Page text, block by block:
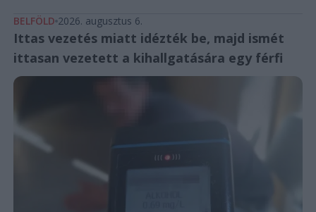
BELFÖLD 2026. augusztus 6.
Ittas vezetés miatt idézték be, majd ismét
ittasan vezetett a kihallgatására egy férfi